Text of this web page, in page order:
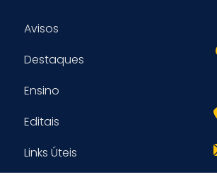
Avisos
Destaques
Ensino
Editais
Links Úteis